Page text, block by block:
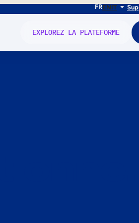
FRENIT
EXPLOREZ LA PLATEFORME